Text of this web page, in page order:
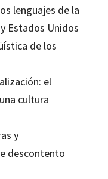
lenguajes de la
Estados Unidos
de los
el
cultura
y
descontento